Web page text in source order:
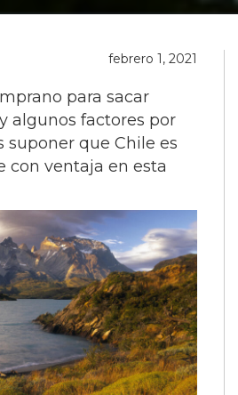
febrero 1, 2021
para sacar
algunos factores por
suponer que Chile es
con ventaja en esta